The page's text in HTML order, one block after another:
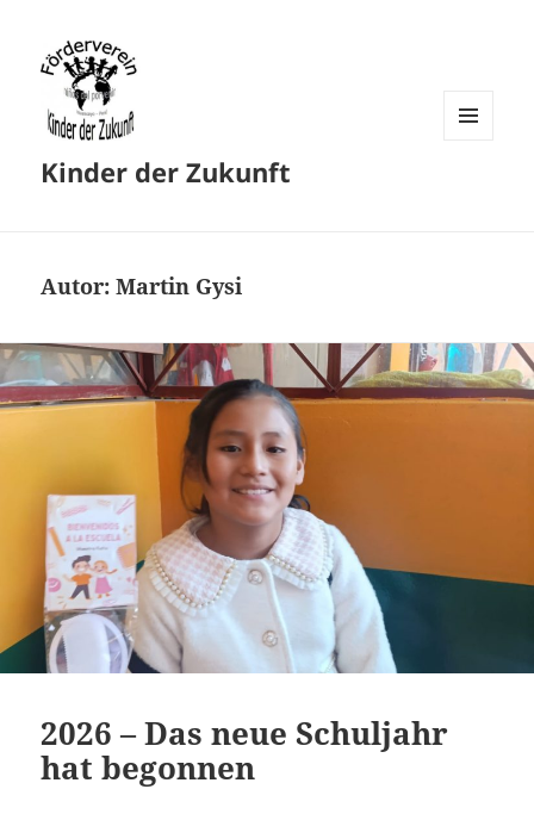
Kinder der Zukunft
Autor:Martin Gysi
2026 – Das neue Schuljahr
hat begonnen